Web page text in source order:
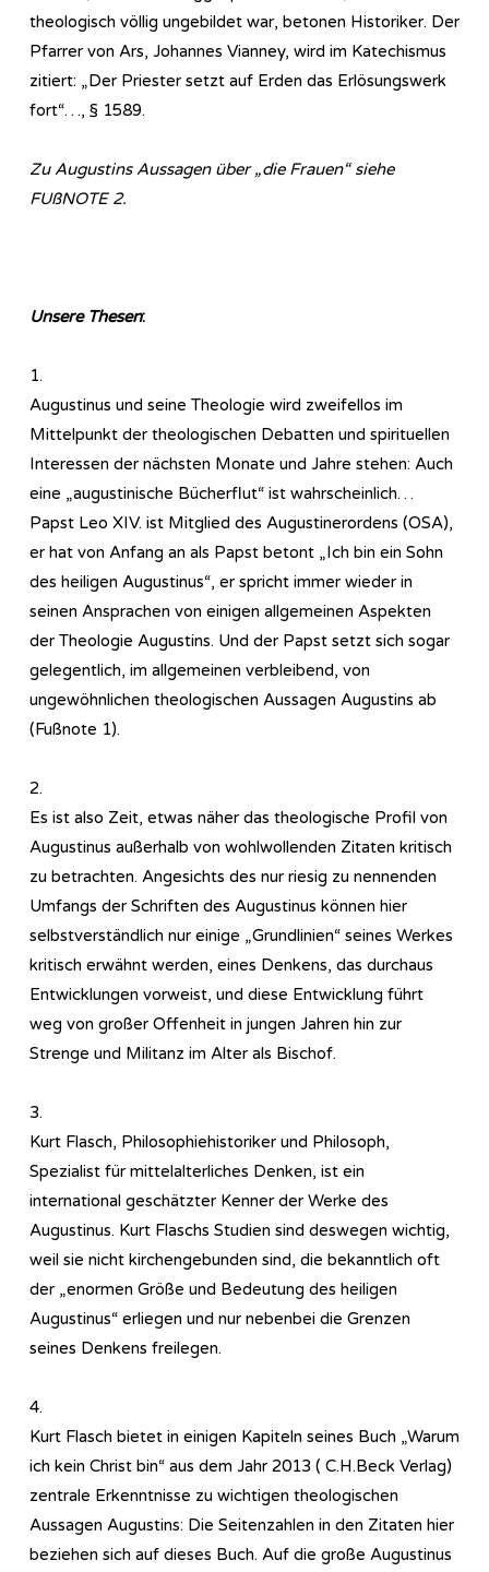
theologisch völlig ungebildet war, betonen Historiker. Der
Pfarrer von Ars, Johannes Vianney, wird im Katechismus
zitiert: „Der Priester setzt auf Erden das Erlösungswerk
fort“…, § 1589.
Zu Augustins Aussagen über „die Frauen“ siehe
FUßNOTE 2.
Unsere Thesen:
1.
Augustinus und seine Theologie wird zweifellos im
Mittelpunkt der theologischen Debatten und spirituellen
Interessen der nächsten Monate und Jahre stehen: Auch
eine „augustinische Bücherflut“ ist wahrscheinlich…
Papst Leo XIV. ist Mitglied des Augustinerordens (OSA),
er hat von Anfang an als Papst betont „Ich bin ein Sohn
des heiligen Augustinus“, er spricht immer wieder in
seinen Ansprachen von einigen allgemeinen Aspekten
der Theologie Augustins. Und der Papst setzt sich sogar
gelegentlich, im allgemeinen verbleibend, von
ungewöhnlichen theologischen Aussagen Augustins ab
(Fußnote 1).
2.
Es ist also Zeit, etwas näher das theologische Profil von
Augustinus außerhalb von wohlwollenden Zitaten kritisch
zu betrachten. Angesichts des nur riesig zu nennenden
Umfangs der Schriften des Augustinus können hier
selbstverständlich nur einige „Grundlinien“ seines Werkes
kritisch erwähnt werden, eines Denkens, das durchaus
Entwicklungen vorweist, und diese Entwicklung führt
weg von großer Offenheit in jungen Jahren hin zur
Strenge und Militanz im Alter als Bischof.
3.
Kurt Flasch, Philosophiehistoriker und Philosoph,
Spezialist für mittelalterliches Denken, ist ein
international geschätzter Kenner der Werke des
Augustinus. Kurt Flaschs Studien sind deswegen wichtig,
weil sie nicht kirchengebunden sind, die bekanntlich oft
der „enormen Größe und Bedeutung des heiligen
Augustinus“ erliegen und nur nebenbei die Grenzen
seines Denkens freilegen.
4.
Kurt Flasch bietet in einigen Kapiteln seines Buch „Warum
ich kein Christ bin“ aus dem Jahr 2013 ( C.H.Beck Verlag)
zentrale Erkenntnisse zu wichtigen theologischen
Aussagen Augustins: Die Seitenzahlen in den Zitaten hier
beziehen sich auf dieses Buch. Auf die große Augustinus